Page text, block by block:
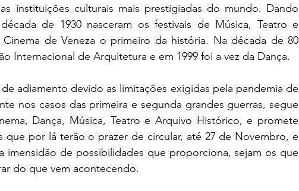
instituições culturais mais prestigiadas do mundo. Dando
de 1930 nasceram os festivais de Música, Teatro e
de Veneza o primeiro da história. Na década de 80
Internacional de Arquitetura e em 1999 foi a vez da Dança.
adiamento devido as limitações exigidas pela pandemia de
nos casos das primeira e segunda grandes guerras, segue
Dança, Música, Teatro e Arquivo Histórico, e promete
que por lá terão o prazer de circular, até 27 de Novembro, e
imensidão de possibilidades que proporciona, sejam os que
do que vem acontecendo.